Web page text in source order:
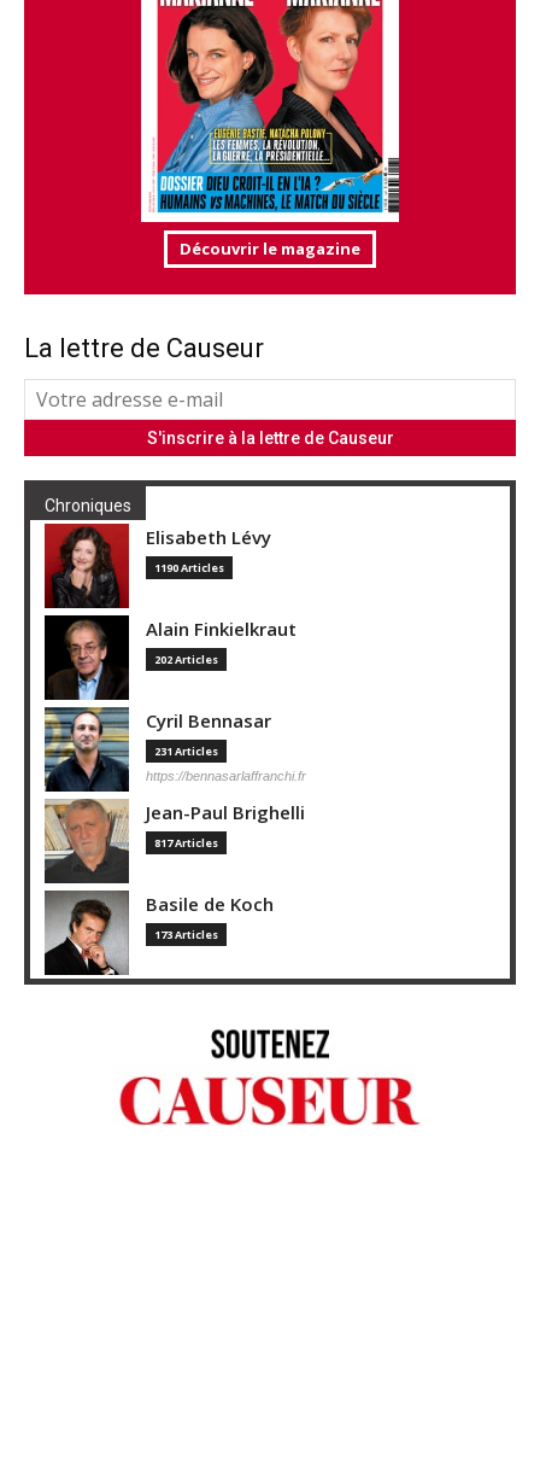
Découvrir le magazine
La lettre de Causeur
Chroniques
Elisabeth Lévy
1190 Articles
Alain Finkielkraut
202 Articles
Cyril Bennasar
231 Articles
https://bennasarlaffranchi.fr
Jean-Paul Brighelli
817 Articles
Basile de Koch
173 Articles